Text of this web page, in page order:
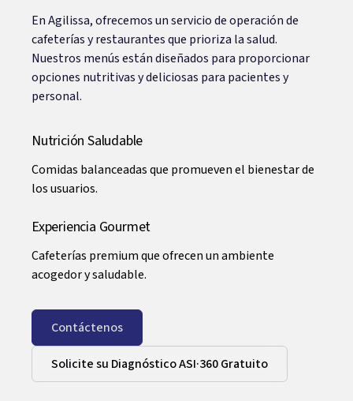
En Agilissa, ofrecemos un servicio de operación de
cafeterías y restaurantes que prioriza la salud.
Nuestros menús están diseñados para proporcionar
opciones nutritivas y deliciosas para pacientes y
personal.
Nutrición Saludable
Comidas balanceadas que promueven el bienestar de
los usuarios.
Experiencia Gourmet
Cafeterías premium que ofrecen un ambiente
acogedor y saludable.
Contáctenos
Solicite su Diagnóstico ASI·360 Gratuito